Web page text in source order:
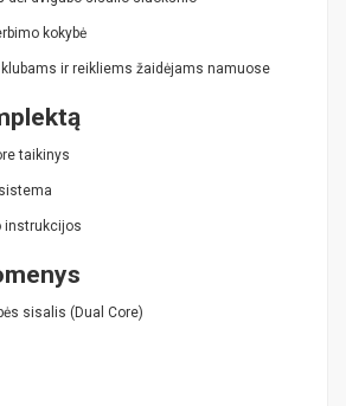
kokybė
ir reikliems žaidėjams namuose
taikinys
instrukcijos
sisalis (Dual Core)